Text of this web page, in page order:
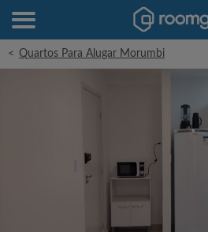
< Quartos Para Alugar Morumbi